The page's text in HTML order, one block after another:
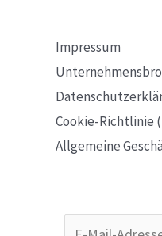
Impressum
Cookie-Richtlinie
Allgemeine